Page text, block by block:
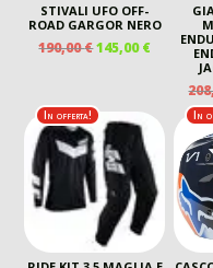
STIVALI UFO OFF-
ROAD GARGOR NERO
190,00€IL
ERA:
190,00 €.
145,00€IL
PREZZO
ATTUALE
145,00 €.
In offerta! In